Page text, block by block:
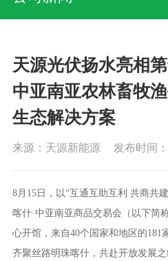
天源光伏扬水亮相
中亚南亚农林畜牧
生态解决方案
来源：天源新能源 发布时间
8月15日，以“互通互助互利 共商共
喀什·中亚南亚商品交易会（以下简
心开馆，来自40个国家和地区的181
齐聚丝路明珠喀什，共赴开放发展